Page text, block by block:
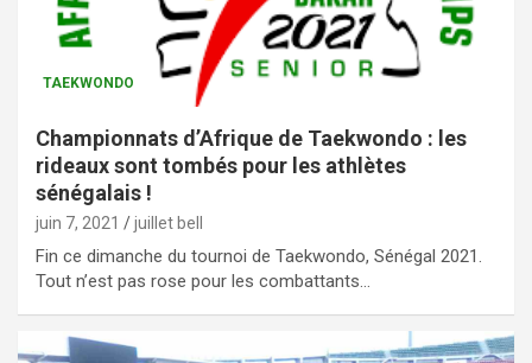
TAEKWONDO
Championnats d’Afrique de Taekwondo : les
rideaux sont tombés pour les athlètes
sénégalais !
juin 7, 2021 juillet bell
Fin ce dimanche du tournoi de Taekwondo, Sénégal 2021.
Tout n’est pas rose pour les combattants…